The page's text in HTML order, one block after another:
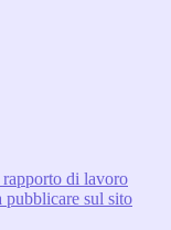
di lavoro
pubblicare sul sito